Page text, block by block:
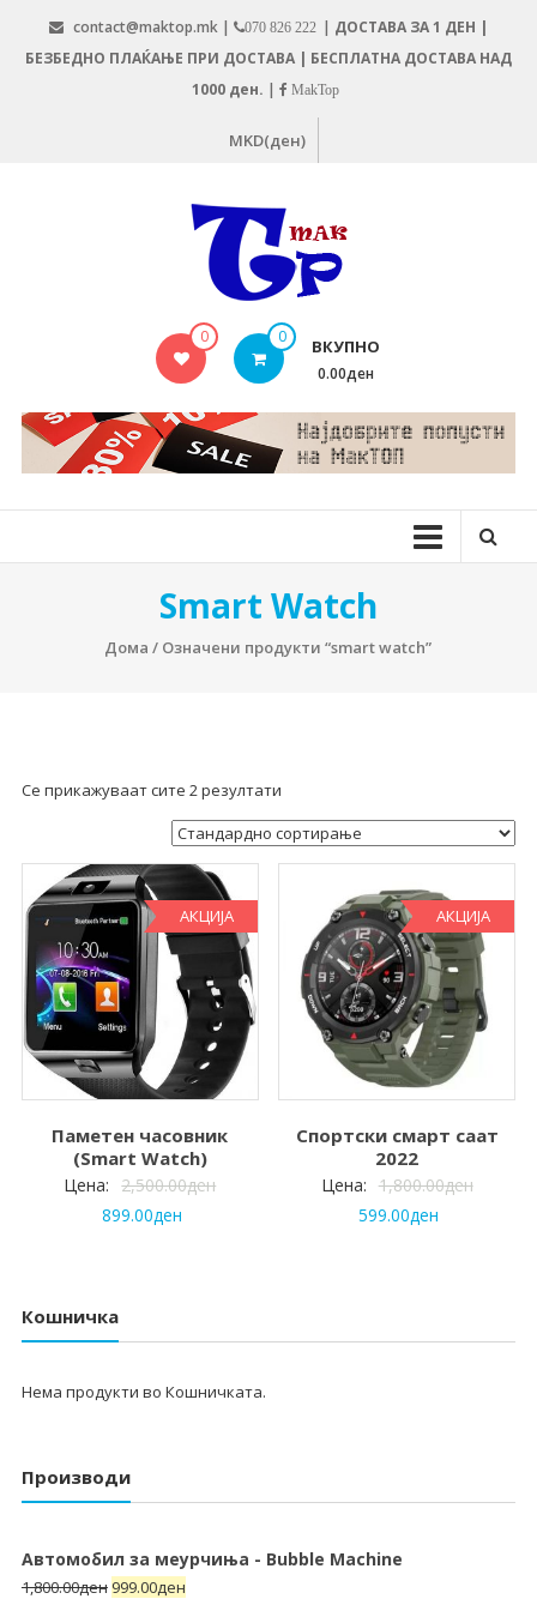
content
contact@maktop.mk | 070 826 222 | ДОСТАВА ЗА 1 ДЕН |
БЕЗБЕДНО ПЛАЌАЊЕ ПРИ ДОСТАВА | БЕСПЛАТНА ДОСТАВА НАД
1000 ден. | MakTop
MKD(ден)
MAKTOP.MK
0 0 ВКУПНО
0.00ден
Smart Watch
Дома / Означени продукти “smart watch”
Се прикажуваат сите 2 резултати
АКЦИЈА
Паметен часовник
(Smart Watch)
Цена: 2,500.00ден
899.00ден
АКЦИЈА
Спортски смарт саат
2022
Цена: 1,800.00ден
599.00ден
Кошничка
Нема продукти во Кошничката.
Производи
Автомобил за меурчиња - Bubble Machine
1,800.00ден 999.00ден